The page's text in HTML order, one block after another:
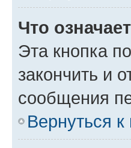
Что
Эта кнопка
закончить и
сообщения
Вернуться к